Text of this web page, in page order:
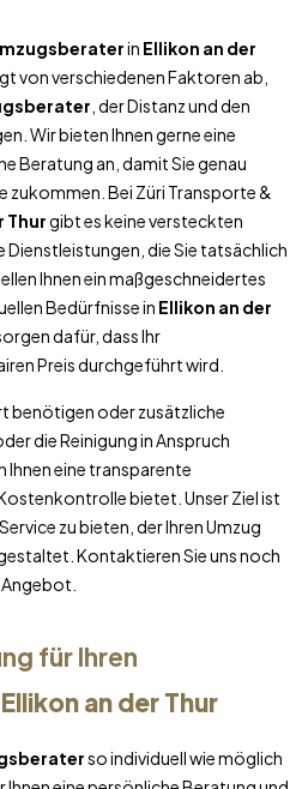
in Ellikon an der
von verschiedenen Faktoren ab,
, der Distanz und den
Wir bieten Ihnen gerne eine
Beratung an, damit Sie genau
zukommen. Bei Züri Transporte &
Thurgibt es keine versteckten
Dienstleistungen, die Sie tatsächlich
Ihnen ein maßgeschneidertes
Bedürfnisse in Ellikon an der
dafür, dass Ihr
Preis durchgeführt wird.
benötigen oder zusätzliche
die Reinigung in Anspruch
Ihnen eine transparente
bietet. Unser Ziel ist
zu bieten, der Ihren Umzug
Kontaktieren Sie uns noch
für Ihren
Ellikon an der Thur
so individuell wie möglich